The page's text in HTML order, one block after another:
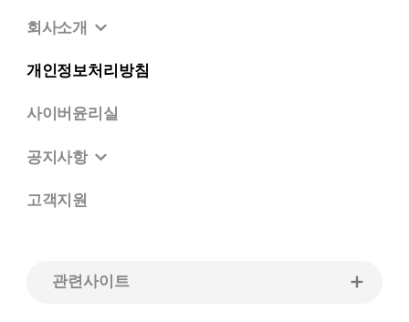
회사소개
개인정보처리방침
사이버윤리실
공지사항
고객지원
관련사이트